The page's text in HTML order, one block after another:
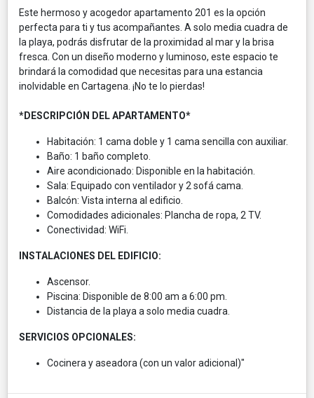
Este hermoso y acogedor apartamento 201 es la opción
perfecta para ti y tus acompañantes. A solo media cuadra de
la playa, podrás disfrutar de la proximidad al mar y la brisa
fresca. Con un diseño moderno y luminoso, este espacio te
brindará la comodidad que necesitas para una estancia
inolvidable en Cartagena. ¡No te lo pierdas!
*DESCRIPCIÓN DEL APARTAMENTO*
Habitación: 1 cama doble y 1 cama sencilla con auxiliar.
Baño: 1 baño completo.
Aire acondicionado: Disponible en la habitación.
Sala: Equipado con ventilador y 2 sofá cama.
Balcón: Vista interna al edificio.
Comodidades adicionales: Plancha de ropa, 2 TV.
Conectividad: WiFi.
INSTALACIONES DEL EDIFICIO:
Ascensor.
Piscina: Disponible de 8:00 am a 6:00 pm.
Distancia de la playa a solo media cuadra.
SERVICIOS OPCIONALES:
Cocinera y aseadora (con un valor adicional)"